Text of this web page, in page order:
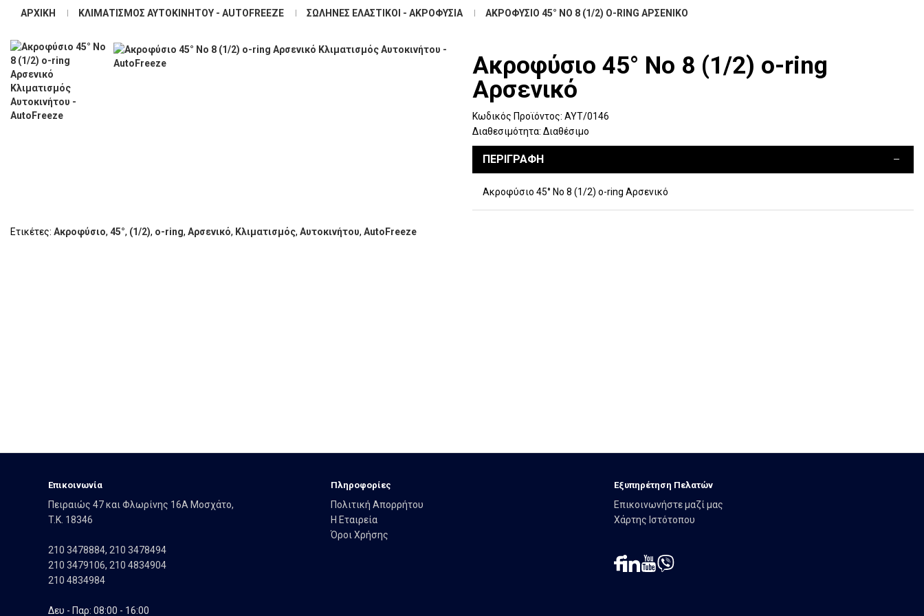
ΑΡΧΙΚΉ ΚΛΙΜΑΤΙΣΜΌΣ ΑΥΤΟΚΙΝΉΤΟΥ - AUTOFREEZE ΣΩΛΉΝΕΣ ΕΛΑΣΤΙΚΟΊ - ΑΚΡΟΦΎΣΙΑ ΑΚΡΟΦΎΣΙΟ 45° ΝΟ 8 (1/2) O-RING ΑΡΣΕΝΙΚΌ
Ακροφύσιο 45° Νο 8 (1/2) o-ring
Αρσενικό
Κωδικός Προϊόντος: ΑΥΤ/0146
Διαθεσιμότητα: Διαθέσιμο
ΠΕΡΙΓΡΑΦΉ
Ακροφύσιο 45° Νο 8 (1/2) o-ring Αρσενικό
Ετικέτες: Ακροφύσιο, 45°, (1/2), o-ring, Αρσενικό, Κλιματισμός, Αυτοκινήτου, AutoFreeze
Eπικοινωνία
Πειραιώς 47 και Φλωρίνης 16Α Μοσχάτο,
T.K. 18346
210 3478884, 210 3478494
210 3479106, 210 4834904
210 4834984
Δευ - Παρ: 08:00 - 16:00
Πληροφορίες
Πολιτική Απορρήτου
Η Εταιρεία
Όροι Χρήσης
Εξυπηρέτηση Πελατών
Επικοινωνήστε μαζί μας
Χάρτης Ιστότοπου